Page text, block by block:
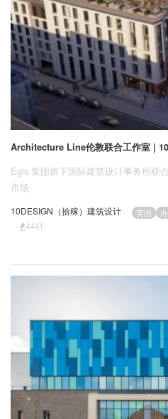
Architecture Line伦敦联合工作室 |
Egis 集团旗下国际建筑设计事务所联
市场
10DESIGN（拾稼）建筑设计 英国
4443